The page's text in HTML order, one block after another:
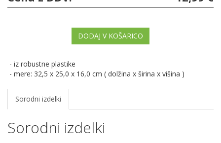
DODAJ V KOŠARICO
- iz robustne plastike
- mere: 32,5 x 25,0 x 16,0 cm ( dolžina x širina x višina )
Sorodni izdelki
Sorodni izdelki